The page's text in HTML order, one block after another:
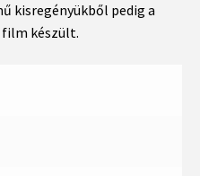
kisregényükből pedig a
készült.